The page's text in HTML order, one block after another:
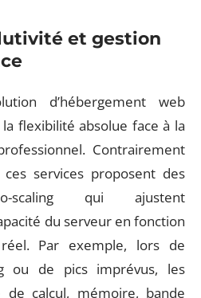
et gestion
d’hébergement web
flexibilité absolue face à la
Contrairement
services proposent des
scaling qui ajustent
du serveur en fonction
Par exemple, lors de
ou de pics imprévus, les
de calcul, mémoire, bande